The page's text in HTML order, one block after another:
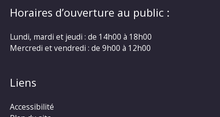
Horaires d’ouverture au public :
Lundi, mardi et jeudi : de 14h00 à 18h00
Mercredi et vendredi : de 9h00 à 12h00
Liens
Accessibilité